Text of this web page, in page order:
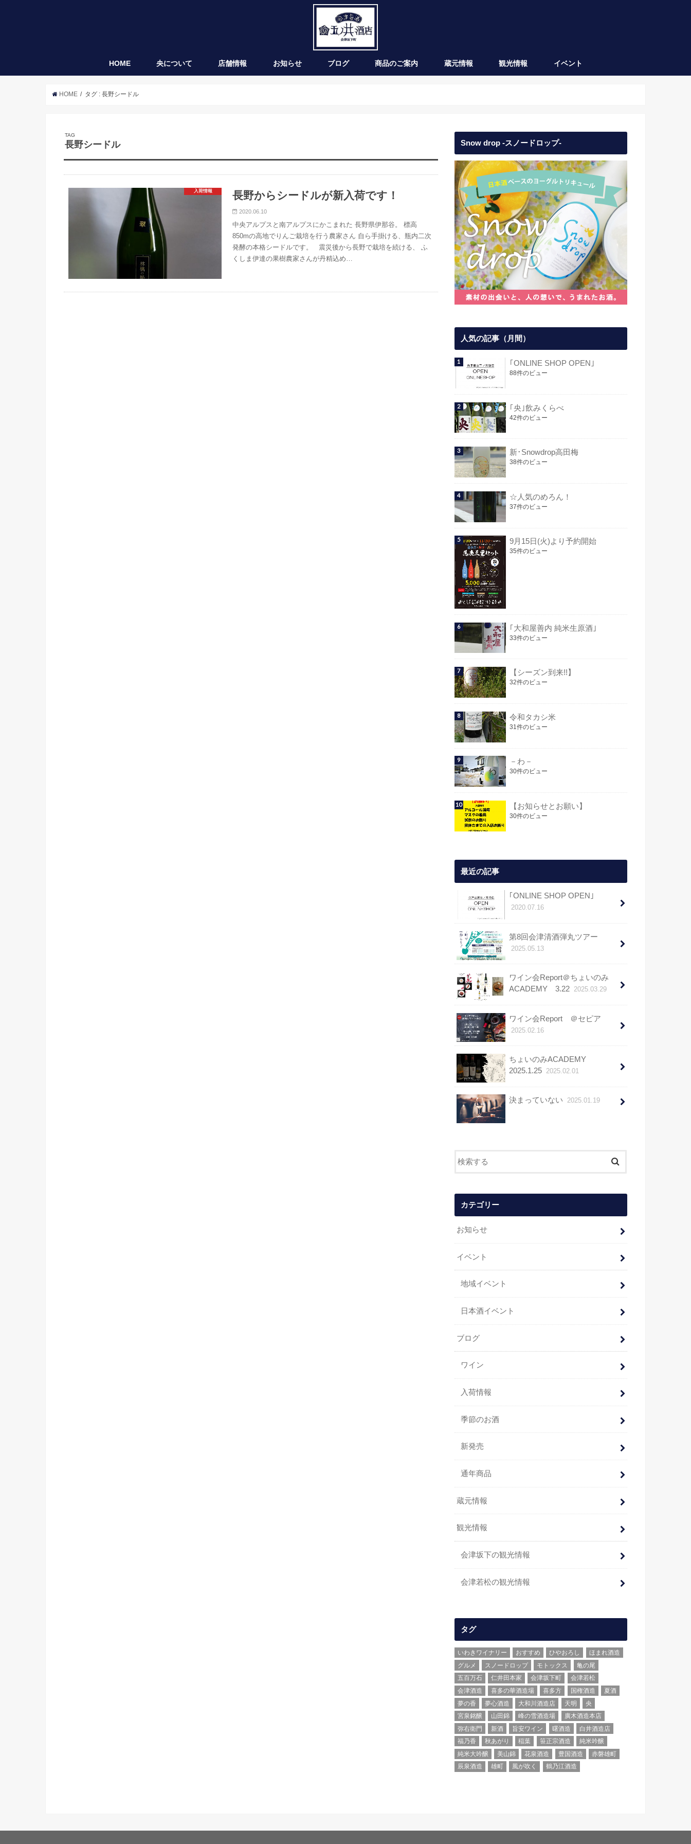
HOME 央について 店舗情報 お知らせ ブログ 商品のご案内 蔵元情報 観光情報 イベント
HOME タグ : 長野シードル
TAG
長野シードル
入荷情報 長野からシードルが新入荷です！
2020.06.10
中央アルプスと南アルプスにかこまれた 長野県伊那谷。 標高
850mの高地でりんご栽培を行う農家さん 自ら手掛ける、瓶内二次
発酵の本格シードルです。 震災後から長野で栽培を続ける、 ふ
くしま伊達の果樹農家さんが丹精込め…
Snow drop -スノードロップ-
人気の記事（月間）
｢ONLINE SHOP OPEN｣
88件のビュー
｢央｣飲みくらべ
42件のビュー
新･Snowdrop高田梅
38件のビュー
☆人気のめろん！
37件のビュー
9月15日(火)より予約開始
35件のビュー
｢大和屋善内 純米生原酒｣
33件のビュー
【シーズン到来!!】
32件のビュー
令和タカシ米
31件のビュー
－わ－
30件のビュー
【お知らせとお願い】
30件のビュー
最近の記事
｢ONLINE SHOP OPEN｣
2020.07.16
第8回会津清酒弾丸ツアー
2025.05.13
ワイン会Report＠ちょいのみ
ACADEMY 3.22 2025.03.29
ワイン会Report ＠セピア
2025.02.16
ちょいのみACADEMY
2025.1.25 2025.02.01
決まっていない 2025.01.19
カテゴリー
お知らせ
イベント
地域イベント
日本酒イベント
ブログ
ワイン
入荷情報
季節のお酒
新発売
通年商品
蔵元情報
観光情報
会津坂下の観光情報
会津若松の観光情報
タグ
いわきワイナリー おすすめ ひやおろし
ほまれ酒造
グルメ
スノードロップ モトックス
亀の尾
五百万石
仁井田本家 会津坂下町
会津若松
会津酒造
喜多の華酒造場 喜多方 国権酒造
夏酒
夢の香
夢心酒造 大和川酒造店 天明
央
宮泉銘醸
山田錦 峰の雪酒造場
廣木酒造本店
弥右衛門
新酒 旨安ワイン 曙酒造
白井酒造店
福乃香
秋あがり 稲葉 笹正宗酒造
純米吟醸
純米大吟醸
美山錦 花泉酒造 豊国酒造
赤磐雄町
辰泉酒造
雄町 風が吹く 鶴乃江酒造